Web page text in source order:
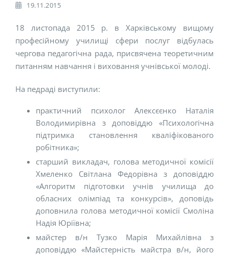
19.11.2015
18 листопада 2015 р. в Харківському вищому
професійному училищі сфери послуг відбулась
чергова педагогічна рада, присвячена теоретичним
питанням навчання і виховання учнівської молоді.
На педраді виступили:
практичний психолог Алексєєнко Наталія
Володимирівна з доповіддю «Психологічна
підтримка становлення кваліфікованого
робітника»;
старший викладач, голова методичної комісії
Хмеленко Світлана Федорівна з доповіддю
«Алгоритм підготовки учнів училища до
обласних олімпіад та конкурсів», доповідь
доповнила голова методичної комісії Смоліна
Надія Юріївна;
майстер в/н Тузко Марія Михайлівна з
доповіддю «Майстерність майстра в/н, його